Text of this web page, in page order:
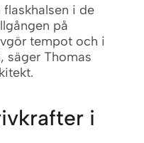
flaskhalsen i de
på
tempot och i
säger Thomas
i